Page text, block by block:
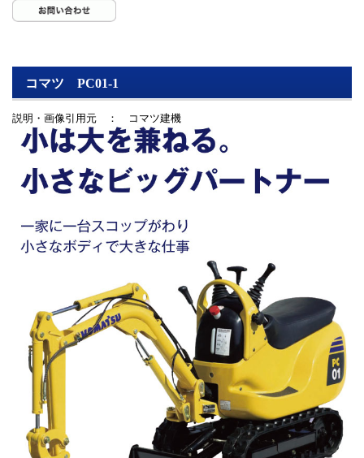
コマツ PC01-1
説明・画像引用元 ： コマツ建機